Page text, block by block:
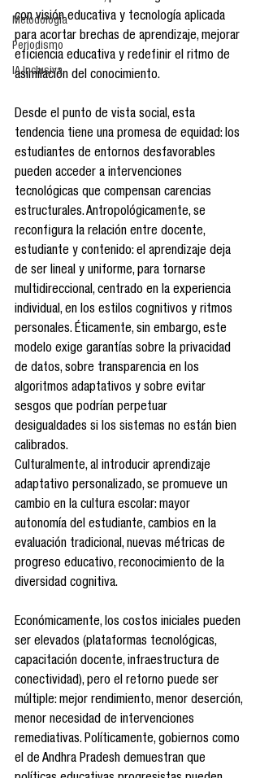
Metodología
Periodismo
IA Inclusiva
con visión educativa y tecnología aplicada
para acortar brechas de aprendizaje, mejorar
eficiencia educativa y redefinir el ritmo de
asimilación del conocimiento.
Desde el punto de vista social, esta
tendencia tiene una promesa de equidad: los
estudiantes de entornos desfavorables
pueden acceder a intervenciones
tecnológicas que compensan carencias
estructurales. Antropológicamente, se
reconfigura la relación entre docente,
estudiante y contenido: el aprendizaje deja
de ser lineal y uniforme, para tornarse
multidireccional, centrado en la experiencia
individual, en los estilos cognitivos y ritmos
personales. Éticamente, sin embargo, este
modelo exige garantías sobre la privacidad
de datos, sobre transparencia en los
algoritmos adaptativos y sobre evitar
sesgos que podrían perpetuar
desigualdades si los sistemas no están bien
calibrados.
Culturalmente, al introducir aprendizaje
adaptativo personalizado, se promueve un
cambio en la cultura escolar: mayor
autonomía del estudiante, cambios en la
evaluación tradicional, nuevas métricas de
progreso educativo, reconocimiento de la
diversidad cognitiva.
Económicamente, los costos iniciales pueden
ser elevados (plataformas tecnológicas,
capacitación docente, infraestructura de
conectividad), pero el retorno puede ser
múltiple: mejor rendimiento, menor deserción,
menor necesidad de intervenciones
remediativas. Políticamente, gobiernos como
el de Andhra Pradesh demuestran que